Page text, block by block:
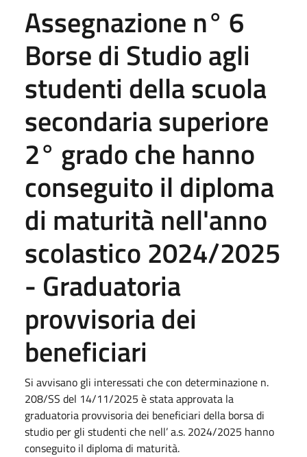
Assegnazione n° 6
Borse di Studio agli
studenti della scuola
secondaria superiore
2° grado che hanno
conseguito il diploma
di maturità nell'anno
scolastico 2024/2025
- Graduatoria
provvisoria dei
beneficiari
Si avvisano gli interessati che con determinazione n.
208/SS del 14/11/2025 è stata approvata la
graduatoria provvisoria dei beneficiari della borsa di
studio per gli studenti che nell’ a.s. 2024/2025 hanno
conseguito il diploma di maturità.